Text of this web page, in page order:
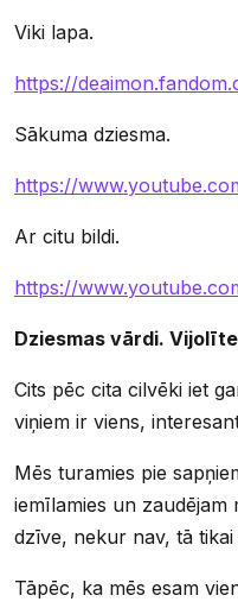
Viki lapa.
https://
Sākuma dziesma.
https://
Ar citu bildi.
https://
Dziesmas vārdi.
Cits pēc cita cilvēki iet
viņiem ir viens,
Mēs turamies pie
iemīlamies un zaudējam
dzīve, nekur nav, tā tikai
Tāpēc, ka mēs esam